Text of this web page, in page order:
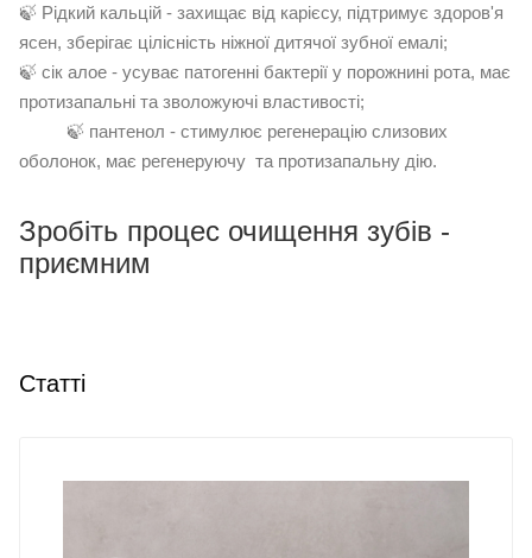
🍃 Рідкий кальцій - захищає від карієсу, підтримує здоров'я
ясен, зберігає цілісність ніжної дитячої зубної емалі;
🍃 сік алое - усуває патогенні бактерії у порожнині рота, має
протизапальні та зволожуючі властивості;
🍃 пантенол - стимулює регенерацію слизових
оболонок, має регенеруючу та протизапальну дію.
Зробіть процес очищення зубів -
приємним
Статті